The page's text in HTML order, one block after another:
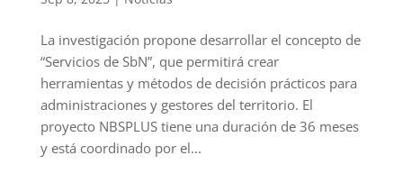
La investigación propone desarrollar el concepto de
“Servicios de SbN”, que permitirá crear
herramientas y métodos de decisión prácticos para
administraciones y gestores del territorio. El
proyecto NBSPLUS tiene una duración de 36 meses
y está coordinado por el...